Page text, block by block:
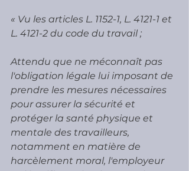
« Vu les articles L. 1152-1, L. 4121-1 et
L. 4121-2 du code du travail ;
Attendu que ne méconnaît pas
l'obligation légale lui imposant de
prendre les mesures nécessaires
pour assurer la sécurité et
protéger la santé physique et
mentale des travailleurs,
notamment en matière de
harcèlement moral, l'employeur